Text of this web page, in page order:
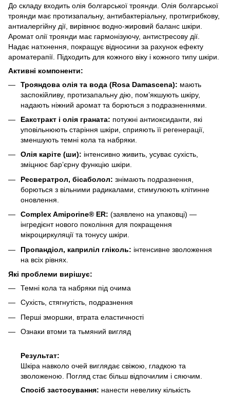
До складу входить олія болгарської троянди. Олія болгарської
троянди має протизапальну, антибактеріальну, протигрибкову,
антиалергійну дії, вирівнює водно-жировий баланс шкіри.
Аромат олії троянди має гармонізуючу, антистресову дії.
Надає натхнення, покращує відносини за рахунок ефекту
ароматерапії. Підходить для кожного віку і кожного типу шкіри.
Активні компоненти:
Трояндова олія та вода (Rosa Damascena): мають
заспокійливу, протизапальну дію, пом’якшують шкіру,
надають ніжний аромат та борються з подразненнями.
Еaкстракт і олія граната: потужні антиоксиданти, які
уповільнюють старіння шкіри, сприяють її регенерації,
зменшують темні кола та набряки.
Олія каріте (ши): інтенсивно живить, усуває сухість,
зміцнює бар’єрну функцію шкіри.
Ресвератрол, бісаболол: знімають подразнення,
борються з вільними радикалами, стимулюють клітинне
оновлення.
Сomplex Amiporine® ER: (заявлено на упаковці) —
інгредієнт нового покоління для покращення
мікроциркуляції та тонусу шкіри.
Пропандіол, каприліл гліколь: інтенсивне зволоження
на всіх рівнях.
Які проблеми вирішує:
Темні кола та набряки під очима
Сухість, стягнутість, подразнення
Перші зморшки, втрата еластичності
Ознаки втоми та тьмяний вигляд
Результат:
Шкіра навколо очей виглядає свіжою, гладкою та
зволоженою. Погляд стає більш відпочилим і сяючим.
Спосіб застосування: нанести невелику кількість